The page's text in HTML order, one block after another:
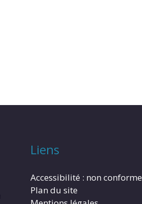
Liens
Accessibilité : non conforme
Plan du site